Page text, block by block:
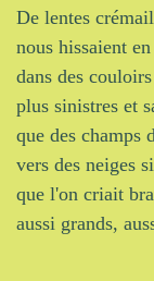
De lentes
nous hissaient
dans des
plus sinistres et
que des champs
vers des neiges
que l'on criait
aussi grands,